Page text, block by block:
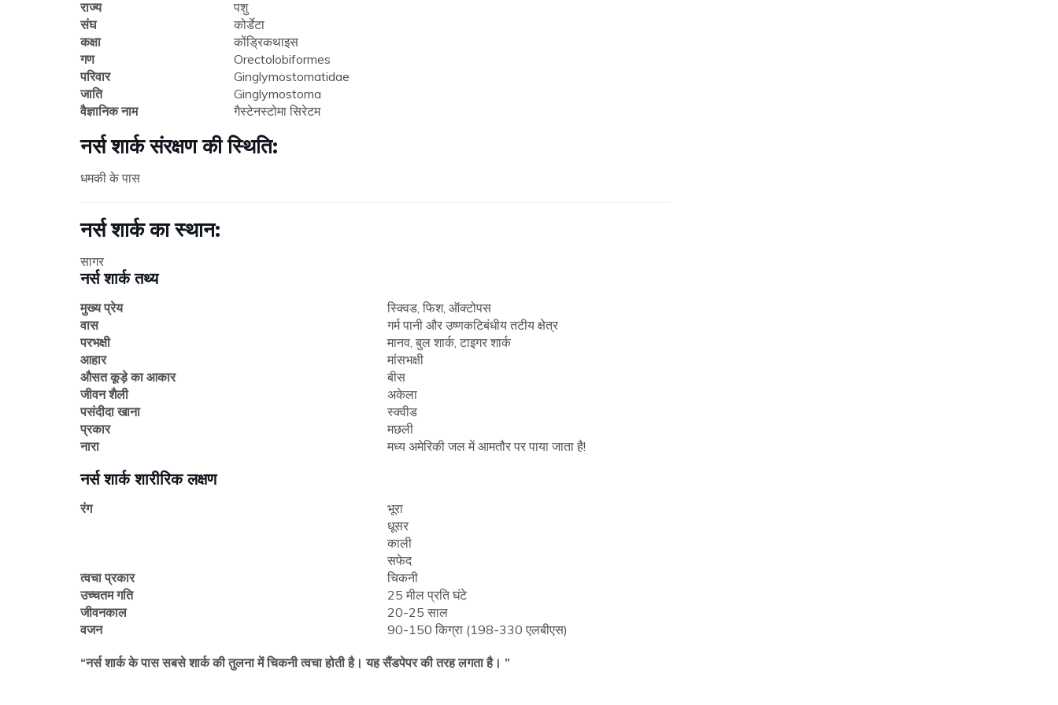
राज्य
पशु
संघ
कोर्डेटा
कक्षा
कोंड्रिकथाइस
गण
Orectolobiformes
परिवार
Ginglymostomatidae
जाति
Ginglymostoma
वैज्ञानिक नाम
गैस्टेनस्टोमा सिरेटम
नर्स शार्क संरक्षण की स्थिति:
धमकी के पास
नर्स शार्क का स्थान:
सागर
नर्स शार्क तथ्य
मुख्य प्रेय
स्क्विड, फिश, ऑक्टोपस
वास
गर्म पानी और उष्णकटिबंधीय तटीय क्षेत्र
परभक्षी
मानव, बुल शार्क, टाइगर शार्क
आहार
मांसभक्षी
औसत कूड़े का आकार
बीस
जीवन शैली
अकेला
पसंदीदा खाना
स्क्वीड
प्रकार
मछली
नारा
मध्य अमेरिकी जल में आमतौर पर पाया जाता है!
नर्स शार्क शारीरिक लक्षण
रंग
भूरा
धूसर
काली
सफेद
त्वचा प्रकार
चिकनी
उच्चतम गति
25 मील प्रति घंटे
जीवनकाल
20-25 साल
वजन
90-150 किग्रा (198-330 एलबीएस)
“नर्स शार्क के पास सबसे शार्क की तुलना में चिकनी त्वचा होती है। यह सैंडपेपर की तरह लगता है। ”